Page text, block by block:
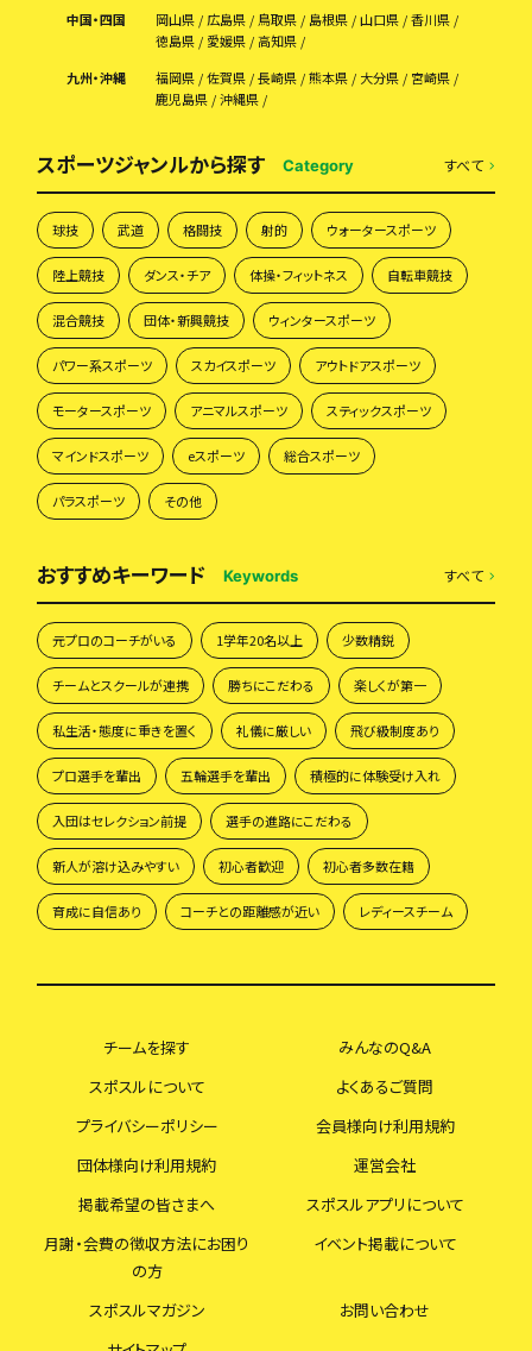
中国・四国
岡山県 広島県 鳥取県 島根県 山口県
香川県
徳島県
愛媛県
高知県
九州・沖縄
福岡県 佐賀県 長崎県 熊本県 大分県
宮崎県
鹿児島県
沖縄県
スポーツジャンルから探す Category すべて
球技 武道 格闘技 射的 ウォータースポーツ
陸上競技 ダンス・チア 体操・フィットネス 自転車競技
混合競技 団体・新興競技 ウィンタースポーツ
パワー系スポーツ スカイスポーツ アウトドアスポーツ
モータースポーツ アニマルスポーツ スティックスポーツ
マインドスポーツ eスポーツ 総合スポーツ
パラスポーツ その他
おすすめキーワード Keywords すべて
元プロのコーチがいる 1学年20名以上 少数精鋭
チームとスクールが連携 勝ちにこだわる 楽しくが第一
私生活・態度に重きを置く 礼儀に厳しい 飛び級制度あり
プロ選手を輩出 五輪選手を輩出 積極的に体験受け入れ
入団はセレクション前提 選手の進路にこだわる
新人が溶け込みやすい 初心者歓迎 初心者多数在籍
育成に自信あり コーチとの距離感が近い レディースチーム
チームを探す
みんなのQ&A
スポスルについて
よくあるご質問
プライバシーポリシー
会員様向け利用規約
団体様向け利用規約
運営会社
掲載希望の皆さまへ
スポスルアプリについて
月謝・会費の徴収方法にお困り
の方
イベント掲載について
スポスルマガジン
お問い合わせ